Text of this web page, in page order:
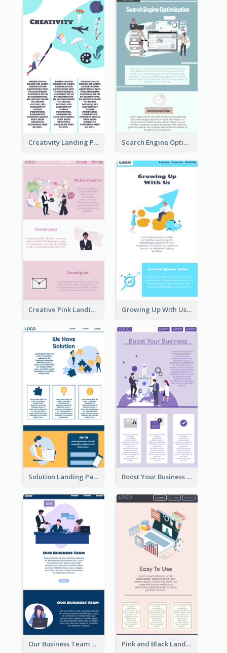
Creativity Landing Page Search Engine Optimization Blue Landing Page
Creative Pink Landing Page Growing Up With Us Landing Page
Solution Landing Page Boost Your Business Landing Page
Our Business Team Landing Page Pink and Black Landing Page